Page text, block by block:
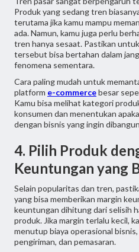
Produk yang sedang tren
terutama jika kamu mampu
ada. Namun, kamu juga perlu
tren hanya sesaat. Pastikan
tersebut bisa bertahan dalam
fenomena sementara.
Cara paling mudah untuk
platform e-commercebesar
Kamu bisa melihat kategori
konsumen dan menentukan
dengan bisnis yang ingin
4. Pilih Produk
Keuntungan yang
Selain popularitas dan tren,
yang bisa memberikan margin
keuntungan dihitung dari selisih
produk. Jika margin terlalu kecil,
menutup biaya operasional
pengiriman, dan pemasaran.